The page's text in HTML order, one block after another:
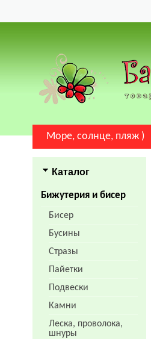
Море, солнце, пляж )
Каталог
Бижутерия и бисер
Бисер
Бусины
Стразы
Пайетки
Подвески
Камни
Леска, проволока,
шнуры